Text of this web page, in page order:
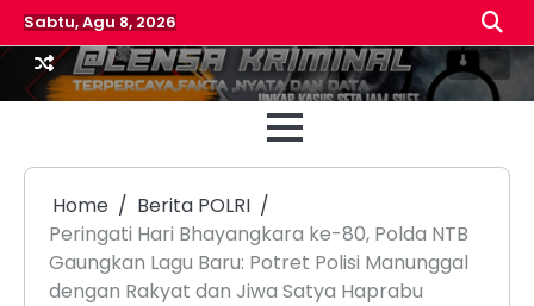
Skip
to
content
Sabtu, Agu 8, 2026
Beranda
Home
Berita POLRI
Peringati Hari Bhayangkara ke-80, Polda NTB
Gaungkan Lagu Baru: Potret Polisi Manunggal
dengan Rakyat dan Jiwa Satya Haprabu